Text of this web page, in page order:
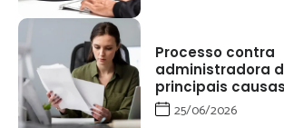
Processo contra
administradora
principais
25/06/2026